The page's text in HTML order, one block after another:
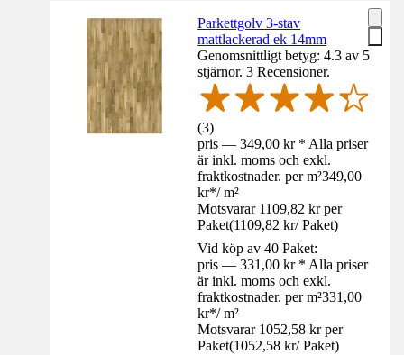
Parkettgolv 3-stav
mattlackerad ek 14mm
Genomsnittligt betyg: 4.3 av 5
stjärnor. 3 Recensioner.
(3)
pris — 349,00 kr * Alla priser
är inkl. moms och exkl.
fraktkostnader. per m²349,00
kr*/ m²
Motsvarar 1109,82 kr per
Paket(1109,82 kr/ Paket)
Vid köp av 40 Paket:
pris — 331,00 kr * Alla priser
är inkl. moms och exkl.
fraktkostnader. per m²331,00
kr*/ m²
Motsvarar 1052,58 kr per
Paket(1052,58 kr/ Paket)